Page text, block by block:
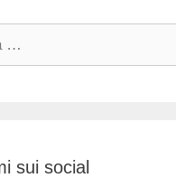
sui social